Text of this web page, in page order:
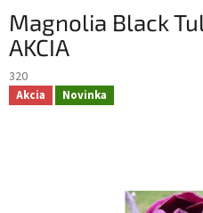
Magnolia Black
AKCIA
320
Akcia Novinka